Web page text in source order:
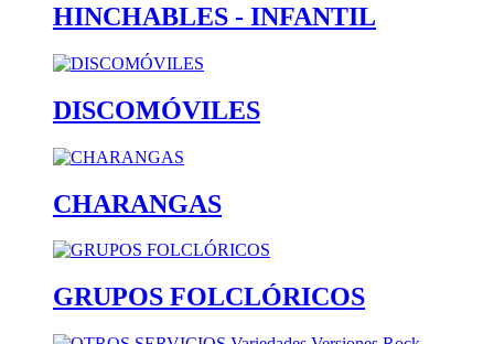
HINCHABLES - INFANTIL
DISCOMÓVILES
CHARANGAS
GRUPOS FOLCLÓRICOS